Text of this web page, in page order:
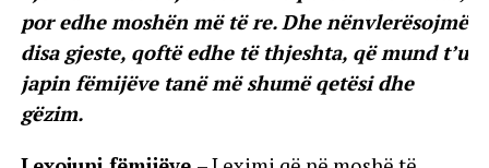
por edhe moshën më të re. Dhe nënvlerësojmë
disa gjeste, qoftë edhe të thjeshta, që mund t’u
japin fëmijëve tanë më shumë qetësi dhe
gëzim.